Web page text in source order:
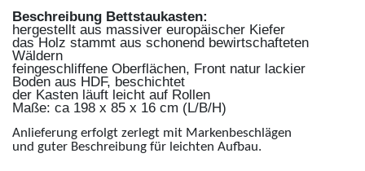
Beschreibung Bettstaukasten:
hergestellt aus massiver europäischer Kiefer
das Holz stammt aus schonend bewirtschafteten
Wäldern
feingeschliffene Oberflächen, Front natur lackier
Boden aus HDF, beschichtet
der Kasten läuft leicht auf Rollen
Maße: ca 198 x 85 x 16 cm (L/B/H)
Anlieferung erfolgt zerlegt mit Markenbeschlägen
und guter Beschreibung für leichten Aufbau.